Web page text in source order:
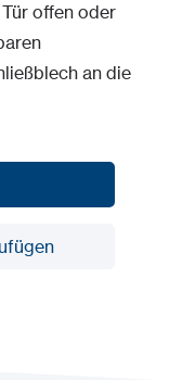
offen oder
an die